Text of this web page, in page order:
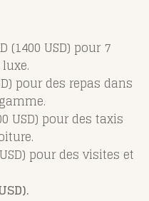
(1400 USD) pour 7
pour des repas dans
USD) pour des taxis
pour des visites et